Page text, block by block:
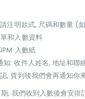
注明款式, 尺碼和數量 (
和入數資料
PM 入數紙
: 收件人姓名, 地址和聯
, 貨到後我們會再通知你
, 我們收到入數後會安